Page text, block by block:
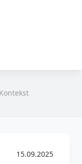
15.09.2025